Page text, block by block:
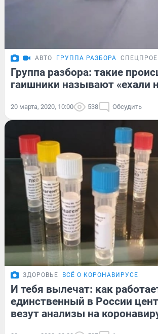
АВТО ГРУППА РАЗБОРА
Группа разбора: такие
гаишники называют «ехали
20 марта, 2020, 10:00 538 Обсудить
ЗДОРОВЬЕ ВСЁ О КОРОНАВИРУСЕ
И тебя вылечат: как
единственный в России
везут анализы на